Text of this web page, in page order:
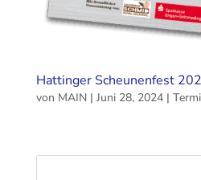
Hattinger Scheunenfest
von MAIN| Juni 28, 2024|